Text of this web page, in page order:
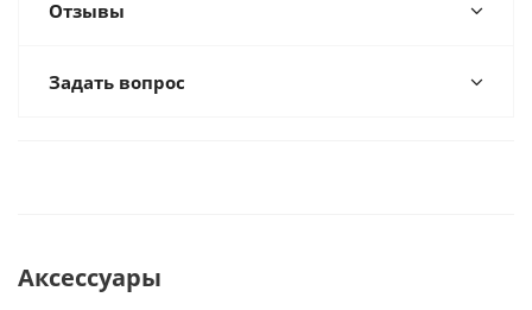
Отзывы
Задать вопрос
Аксессуары